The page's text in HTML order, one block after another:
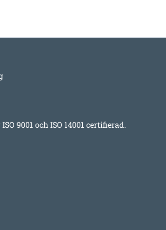
9001 och ISO 14001 certifierad.